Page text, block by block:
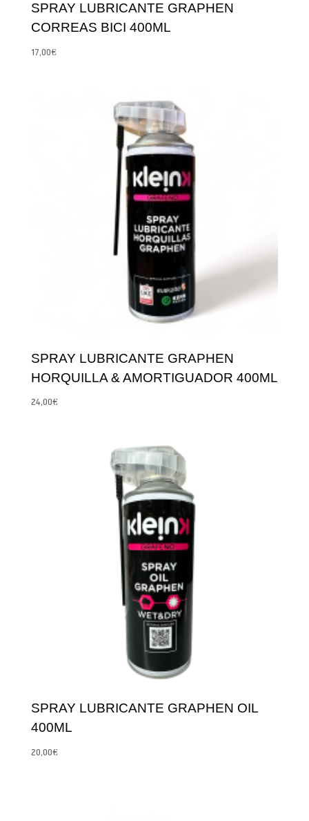
SPRAY LUBRICANTE GRAPHEN
CORREAS BICI 400ML
17,00€
SPRAY LUBRICANTE GRAPHEN
HORQUILLA & AMORTIGUADOR 400ML
24,00€
SPRAY LUBRICANTE GRAPHEN OIL
400ML
20,00€